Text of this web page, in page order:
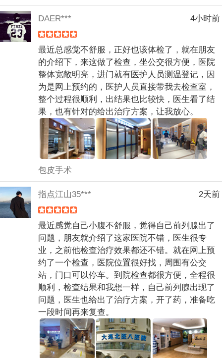
DAER*** 4小时前
最近总感觉不舒服，正好也该体检了，就在朋友
的介绍下，来这做了检查，坐公交很方便，医院
整体宽敞明亮，进门就有医护人员测温登记，因
为是网上预约的，医护人员直接带我去检查室，
整个过程很顺利，出结果也比较快，医生看了结
果，也有针对的给出治疗方案，让我放心。
包皮手术
指点江山35*** 2天前
最近感觉自己小腹不舒服，觉得自己前列腺出了
问题，朋友就介绍了这家医院不错，医生很专
业，之前他检查治疗效果都还不错。就在网上预
约了一个检查，医院位置很好找，周围有公交
站，门口可以停车。到院检查都很方便，全程很
顺利，检查结果和我想一样，自己前列腺出现了
问题，医生也给出了治疗方案，开了药，准备吃
一段时间再来复查。